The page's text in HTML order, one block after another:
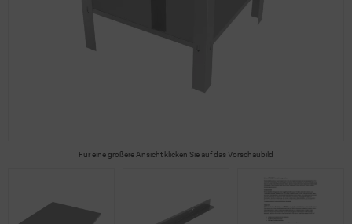
Für eine größere Ansicht klicken Sie auf das Vorschaubild